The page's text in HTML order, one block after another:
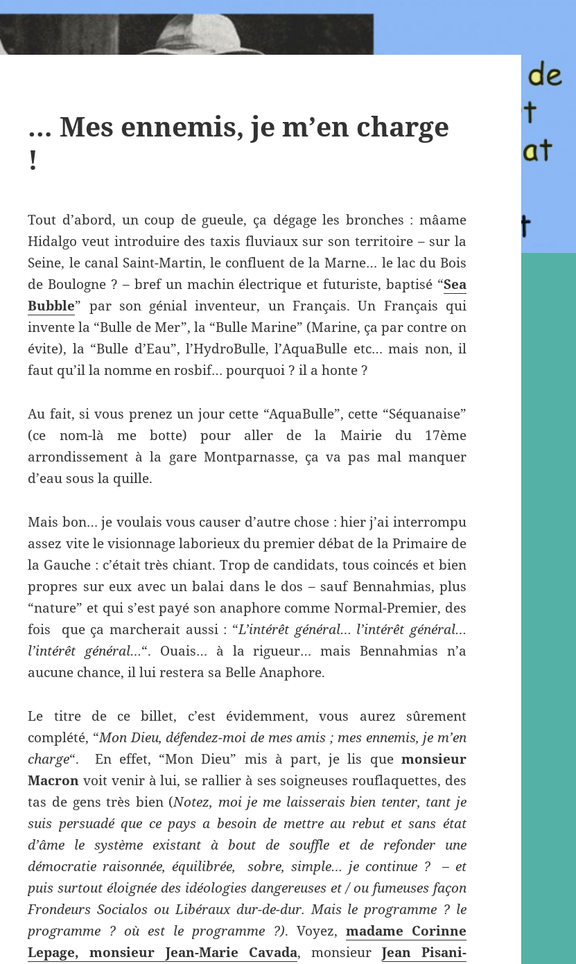
… Mes ennemis, je m’en charge
!
Tout d’abord, un coup de gueule, ça dégage les bronches : mâame
Hidalgo veut introduire des taxis fluviaux sur son territoire – sur la
Seine, le canal Saint-Martin, le confluent de la Marne… le lac du Bois
de Boulogne ? – bref un machin électrique et futuriste, baptisé “Sea
Bubble” par son génial inventeur, un Français. Un Français qui
invente la “Bulle de Mer”, la “Bulle Marine” (Marine, ça par contre on
évite), la “Bulle d’Eau”, l’HydroBulle, l’AquaBulle etc… mais non, il
faut qu’il la nomme en rosbif… pourquoi ? il a honte ?
Au fait, si vous prenez un jour cette “AquaBulle”, cette “Séquanaise”
(ce nom-là me botte) pour aller de la Mairie du 17ème
arrondissement à la gare Montparnasse, ça va pas mal manquer
d’eau sous la quille.
Mais bon… je voulais vous causer d’autre chose : hier j’ai interrompu
assez vite le visionnage laborieux du premier débat de la Primaire de
la Gauche : c’était très chiant. Trop de candidats, tous coincés et bien
propres sur eux avec un balai dans le dos – sauf Bennahmias, plus
“nature” et qui s’est payé son anaphore comme Normal-Premier, des
fois que ça marcherait aussi : “L’intérêt général… l’intérêt général…
l’intérêt général…“. Ouais… à la rigueur… mais Bennahmias n’a
aucune chance, il lui restera sa Belle Anaphore.
Le titre de ce billet, c’est évidemment, vous aurez sûrement
complété, “Mon Dieu, défendez-moi de mes amis ; mes ennemis, je m’en
charge“. En effet, “Mon Dieu” mis à part, je lis que monsieur
Macron voit venir à lui, se rallier à ses soigneuses rouflaquettes, des
tas de gens très bien (Notez, moi je me laisserais bien tenter, tant je
suis persuadé que ce pays a besoin de mettre au rebut et sans état
d’âme le système existant à bout de souffle et de refonder une
démocratie raisonnée, équilibrée, sobre, simple… je continue ? – et
puis surtout éloignée des idéologies dangereuses et / ou fumeuses façon
Frondeurs Socialos ou Libéraux dur-de-dur. Mais le programme ? le
programme ? où est le programme ?). Voyez, madame Corinne
Lepage, monsieur Jean-Marie Cavada, monsieur Jean Pisani-